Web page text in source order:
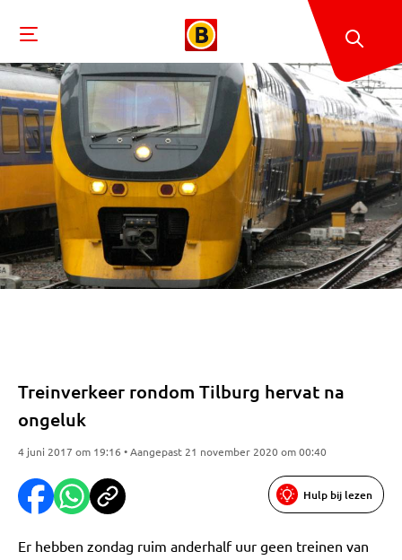
Treinverkeer rondom Tilburg hervat na
ongeluk
4 juni 2017 om 19:16 • Aangepast 21 november 2020 om 00:40
Hulp bij lezen
Er hebben zondag ruim anderhalf uur geen treinen van